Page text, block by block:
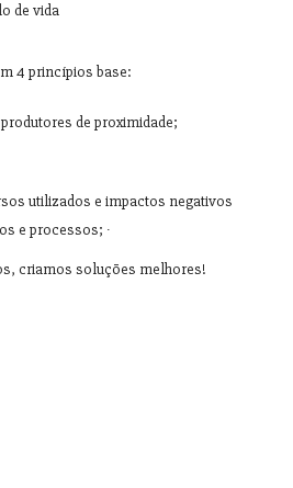
de vida
4 princípios base:
de proximidade;
utilizados e impactos negativos
e processos; ∙
criamos soluções melhores!